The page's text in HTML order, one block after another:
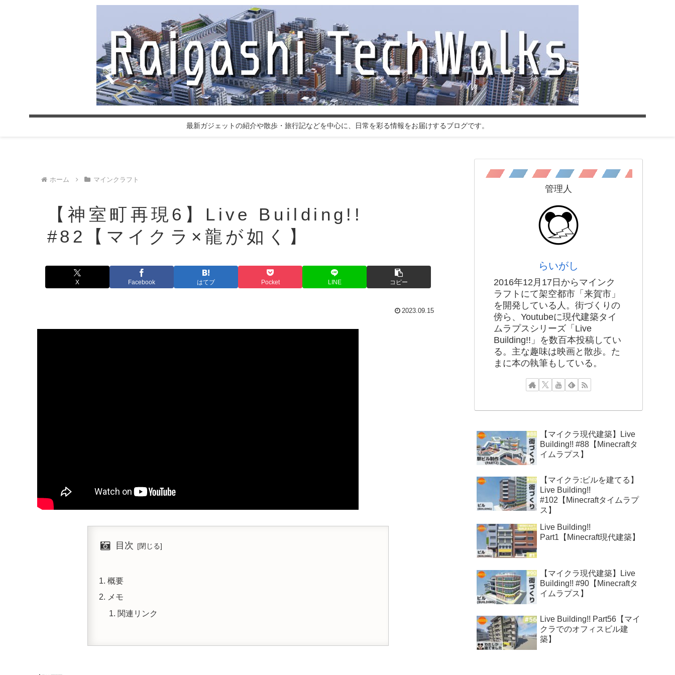
最新ガジェットの紹介や散歩・旅行記などを中心に、日常を彩る情報をお届けするブログです。
ホーム マインクラフト
【神室町再現6】Live Building!!
#82【マイクラ×龍が如く】
X Facebook はてブ Pocket LINE コピー
2023.09.15
目次
概要
メモ
関連リンク
管理人
らいがし
2016年12月17日からマインク
ラフトにて架空都市「来賀市」
を開発している人。街づくりの
傍ら、Youtubeに現代建築タイ
ムラプスシリーズ「Live
Building!!」を数百本投稿してい
る。主な趣味は映画と散歩。た
まに本の執筆もしている。
【マイクラ現代建築】Live
Building!! #88【Minecraftタ
イムラプス】
【マイクラ:ビルを建てる】
Live Building!!
#102【Minecraftタイムラプ
ス】
Live Building!!
Part1【Minecraft現代建築】
【マイクラ現代建築】Live
Building!! #90【Minecraftタ
イムラプス】
Live Building!! Part56【マイ
クラでのオフィスビル建
築】